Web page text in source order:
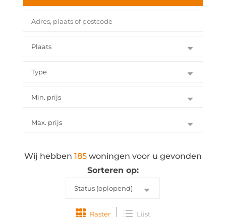
Wij hebben 185woningen voor u gevonden
Sorteren op:
Raster Lijst